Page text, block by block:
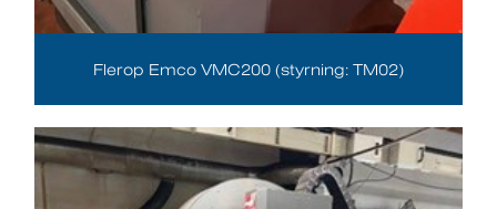
Flerop Emco VMC200 (styrning: TM02)